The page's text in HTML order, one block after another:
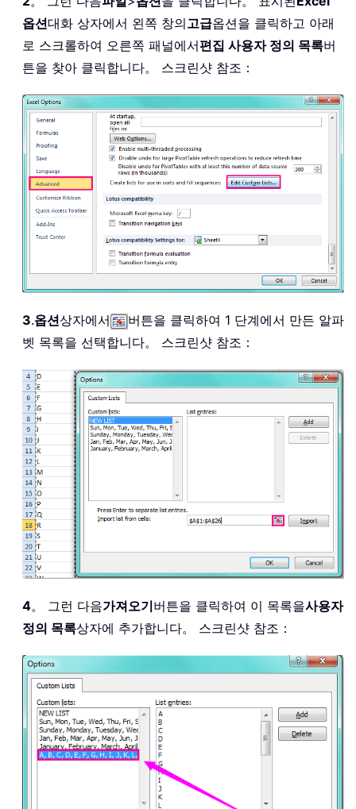
옵션대화 상자에서 왼쪽 창의고급옵션을 클릭하고 아래
로 스크롤하여 오른쪽 패널에서편집 사용자 정의 목록버
튼을 찾아 클릭합니다。 스크린샷 참조：
3.옵션상자에서
버튼을 클릭하여 1 단계에서 만든 알파
벳 목록을 선택합니다。 스크린샷 참조：
4。 그런 다음가져오기버튼을 클릭하여 이 목록을사용자
정의 목록상자에 추가합니다。 스크린샷 참조：